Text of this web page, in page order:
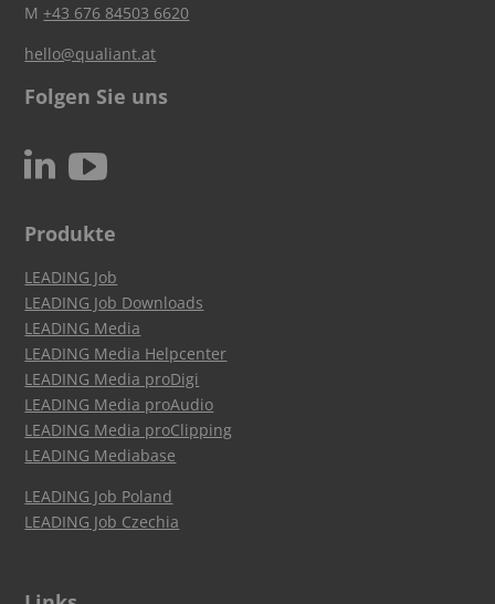
M+43 676 84503 6620
hello@qualiant.at
Folgen Sie uns
N c
Produkte
LEADING Job
LEADING Job Downloads
LEADING Media
LEADING Media Helpcenter
LEADING Media proDigi
LEADING Media proAudio
LEADING Media proClipping
LEADING Mediabase
LEADING Job Poland
LEADING Job Czechia